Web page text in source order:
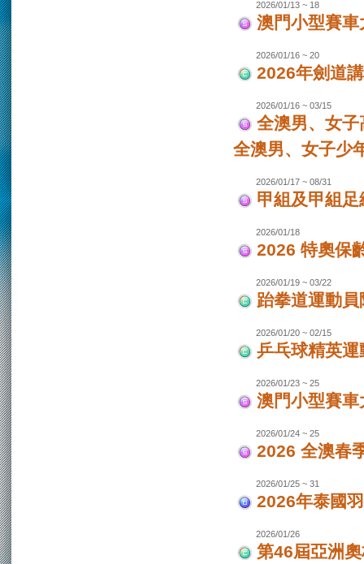
2026/01/13 ~ 18
澳門小型賽
2026/01/16 ~ 20
2026年劍道
2026/01/16 ~ 03/15
全澳男、女
全澳男、女子少
2026/01/17 ~ 08/31
甲組及甲組
2026/01/18
2026 特奧保
2026/01/19 ~ 03/22
跆拳道運動
2026/01/20 ~ 02/15
乒乓球精英
2026/01/23 ~ 25
澳門小型賽
2026/01/24 ~ 25
2026 全澳春
2026/01/25 ~ 31
2026年泰國
2026/01/26
第46屆亞洲